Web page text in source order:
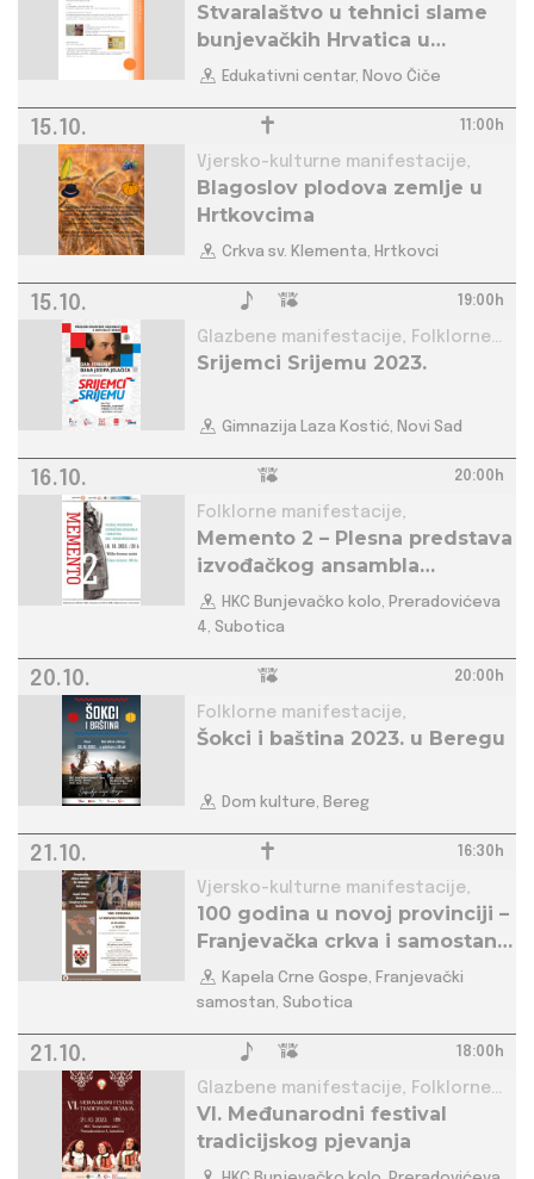
Stvaralaštvo u tehnici slame
bunjevačkih Hrvatica u
Turopolju
Edukativni centar, Novo Čiče
15.10. 11:00h
Vjersko-kulturne manifestacije,
Blagoslov plodova zemlje u
Hrtkovcima
Crkva sv. Klementa, Hrtkovci
15.10. 19:00h
Glazbene manifestacije, Folklorne
manifestacije,
Srijemci Srijemu 2023.
Gimnazija Laza Kostić, Novi Sad
16.10. 20:00h
Folklorne manifestacije,
Memento 2 – Plesna predstava
izvođačkog ansambla
Bunjevačkog kola
HKC Bunjevačko kolo, Preradovićeva
4, Subotica
20.10. 20:00h
Folklorne manifestacije,
Šokci i baština 2023. u Beregu
Dom kulture, Bereg
21.10. 16:30h
Vjersko-kulturne manifestacije,
100 godina u novoj provinciji –
Franjevačka crkva i samostan
sv. Mihovila
Kapela Crne Gospe, Franjevački
samostan, Subotica
21.10. 18:00h
Glazbene manifestacije, Folklorne
manifestacije,
VI. Međunarodni festival
tradicijskog pjevanja